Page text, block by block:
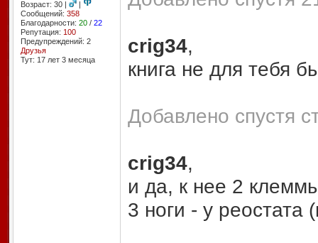
Возраст: 30 |
|
Сообщений: 358
Благодарности: 20/ 22
Репутация: 100
Предупреждений: 2
Друзья
Тут: 17 лет 3 месяцa
crig34,
книга не для тебя
Добавлено спустя
crig34,
и да, к нее 2
3 ноги - у реостата